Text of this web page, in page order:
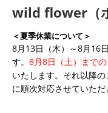
wild flower（
＜夏季休業について＞
8月13日（木）～8月16
す。 8月8日（土）まで
いたします。それ以降
に順次対応させていただ